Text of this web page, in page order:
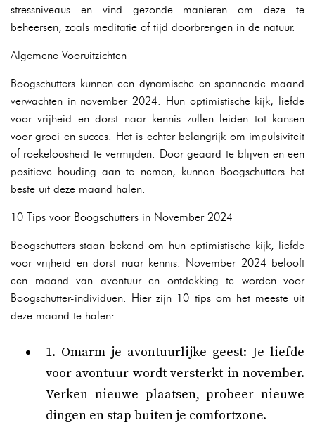
stressniveaus en vind gezonde manieren om deze te
beheersen, zoals meditatie of tijd doorbrengen in de natuur.
Algemene Vooruitzichten
Boogschutters kunnen een dynamische en spannende maand
verwachten in november 2024. Hun optimistische kijk, liefde
voor vrijheid en dorst naar kennis zullen leiden tot kansen
voor groei en succes. Het is echter belangrijk om impulsiviteit
of roekeloosheid te vermijden. Door geaard te blijven en een
positieve houding aan te nemen, kunnen Boogschutters het
beste uit deze maand halen.
10 Tips voor Boogschutters in November 2024
Boogschutters staan bekend om hun optimistische kijk, liefde
voor vrijheid en dorst naar kennis. November 2024 belooft
een maand van avontuur en ontdekking te worden voor
Boogschutter-individuen. Hier zijn 10 tips om het meeste uit
deze maand te halen:
1. Omarm je avontuurlijke geest: Je liefde
voor avontuur wordt versterkt in november.
Verken nieuwe plaatsen, probeer nieuwe
dingen en stap buiten je comfortzone.